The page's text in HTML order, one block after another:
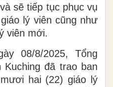
sẽ tiếp tục phục vụ
lý viên cũng như
viên mới.
08/8/2025, Tổng
Kuching đã trao ban
hai (22) giáo lý